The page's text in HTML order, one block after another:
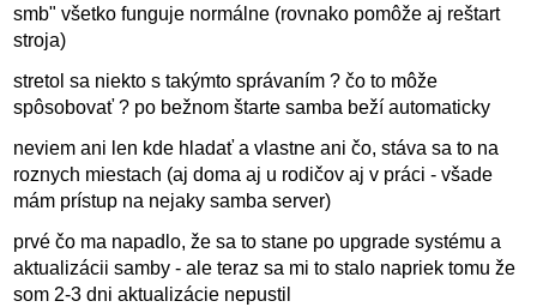
smb" všetko funguje normálne (rovnako pomôže aj reštart
stroja)
stretol sa niekto s takýmto správaním ? čo to môže
spôsobovať ? po bežnom štarte samba beží automaticky
neviem ani len kde hladať a vlastne ani čo, stáva sa to na
roznych miestach (aj doma aj u rodičov aj v práci - všade
mám prístup na nejaky samba server)
prvé čo ma napadlo, že sa to stane po upgrade systému a
aktualizácii samby - ale teraz sa mi to stalo napriek tomu že
som 2-3 dni aktualizácie nepustil